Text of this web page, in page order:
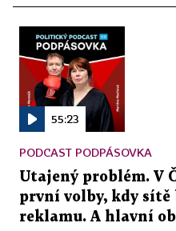
55:23
PODCAST PODPÁSOVKA
Utajený problém. V
první volby, kdy
reklamu. A hlavní